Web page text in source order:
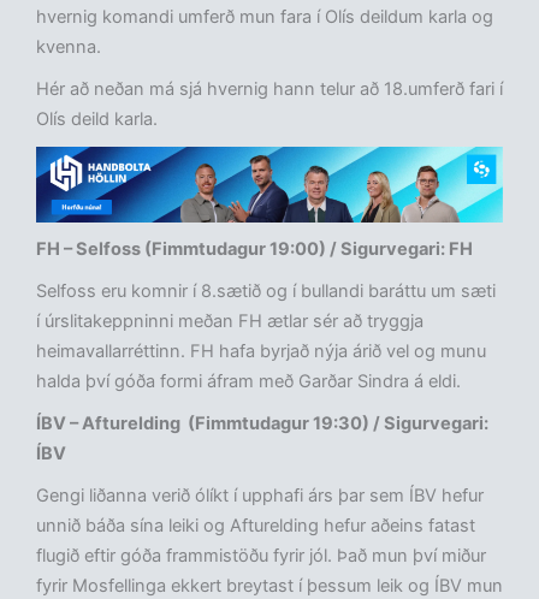
hvernig komandi umferð mun fara í Olís deildum karla og
kvenna.
Hér að neðan má sjá hvernig hann telur að 18.umferð fari í
Olís deild karla.
FH – Selfoss (Fimmtudagur 19:00) / Sigurvegari: FH
Selfoss eru komnir í 8.sætið og í bullandi baráttu um sæti
í úrslitakeppninni meðan FH ætlar sér að tryggja
heimavallarréttinn. FH hafa byrjað nýja árið vel og munu
halda því góða formi áfram með Garðar Sindra á eldi.
ÍBV – Afturelding (Fimmtudagur 19:30) / Sigurvegari:
ÍBV
Gengi liðanna verið ólíkt í upphafi árs þar sem ÍBV hefur
unnið báða sína leiki og Afturelding hefur aðeins fatast
flugið eftir góða frammistöðu fyrir jól. Það mun því miður
fyrir Mosfellinga ekkert breytast í þessum leik og ÍBV mun